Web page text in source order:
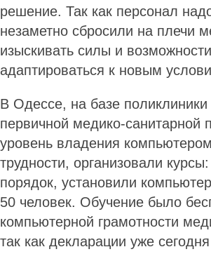
решение. Так как персонал
незаметно сбросили на плечи
изыскивать силы и
адаптироваться к новым
В Одессе, на базе
первичной медико-санитарной
уровень владения
трудности, организовали
порядок, установили
50 человек. Обучение было
компьютерной грамотности
так как декларации уже